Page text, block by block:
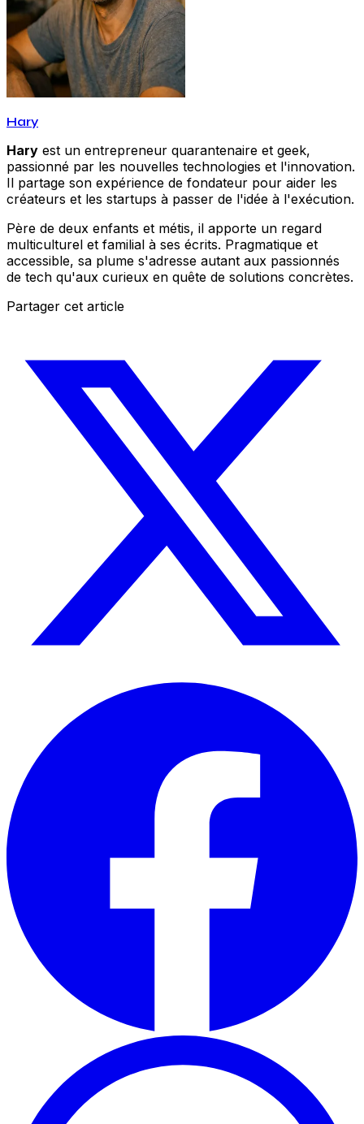
Hary
Hary est un entrepreneur quarantenaire et geek,
passionné par les nouvelles technologies et l'innovation.
Il partage son expérience de fondateur pour aider les
créateurs et les startups à passer de l'idée à l'exécution.
Père de deux enfants et métis, il apporte un regard
multiculturel et familial à ses écrits. Pragmatique et
accessible, sa plume s'adresse autant aux passionnés
de tech qu'aux curieux en quête de solutions concrètes.
Partager cet article